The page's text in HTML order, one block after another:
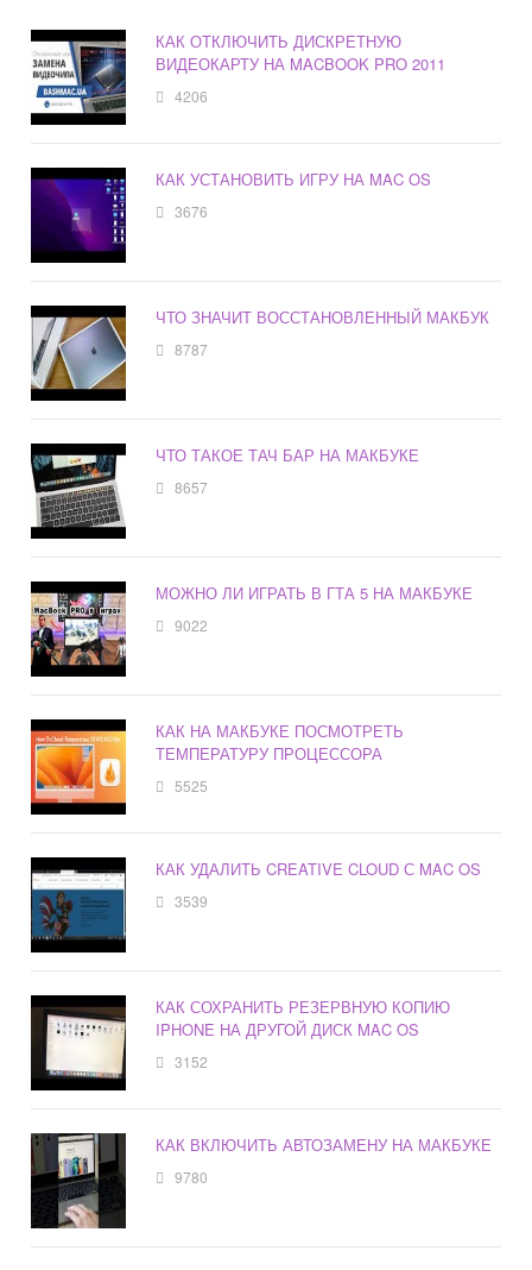
КАК ОТКЛЮЧИТЬ ДИСКРЕТНУЮ
ВИДЕОКАРТУ НА MACBOOK PRO 2011
4206
КАК УСТАНОВИТЬ ИГРУ НА MAC OS
3676
ЧТО ЗНАЧИТ ВОССТАНОВЛЕННЫЙ МАКБУК
8787
ЧТО ТАКОЕ ТАЧ БАР НА МАКБУКЕ
8657
МОЖНО ЛИ ИГРАТЬ В ГТА 5 НА МАКБУКЕ
9022
КАК НА МАКБУКЕ ПОСМОТРЕТЬ
ТЕМПЕРАТУРУ ПРОЦЕССОРА
5525
КАК УДАЛИТЬ CREATIVE CLOUD С MAC OS
3539
КАК СОХРАНИТЬ РЕЗЕРВНУЮ КОПИЮ
IPHONE НА ДРУГОЙ ДИСК MAC OS
3152
КАК ВКЛЮЧИТЬ АВТОЗАМЕНУ НА МАКБУКЕ
9780